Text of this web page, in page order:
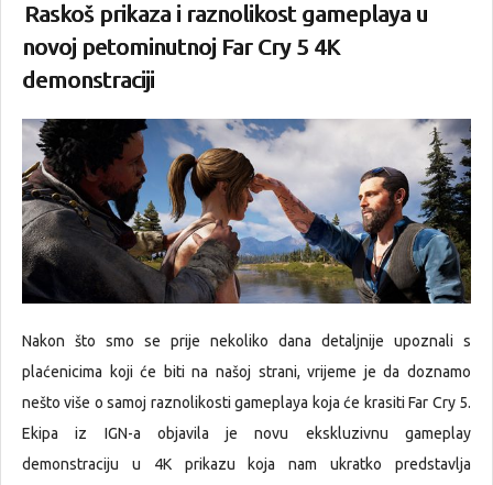
Raskoš prikaza i raznolikost gameplaya u
novoj petominutnoj Far Cry 5 4K
demonstraciji
Nakon što smo se prije nekoliko dana detaljnije upoznali s
plaćenicima koji će biti na našoj strani, vrijeme je da doznamo
nešto više o samoj raznolikosti gameplaya koja će krasiti Far Cry 5.
Ekipa iz IGN-a objavila je novu ekskluzivnu gameplay
demonstraciju u 4K prikazu koja nam ukratko predstavlja